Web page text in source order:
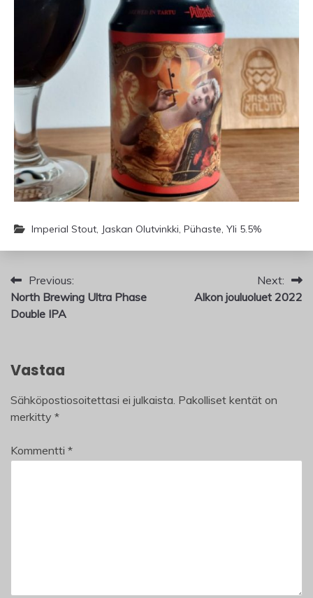
Imperial Stout, Jaskan Olutvinkki, Pühaste, Yli 5.5%
Artikkelien
selaus
Previous:
North Brewing Ultra Phase
Double IPA
Next:
Alkon jouluoluet 2022
Vastaa
Sähköpostiosoitettasi ei julkaista. Pakolliset kentät on
merkitty *
Kommentti *